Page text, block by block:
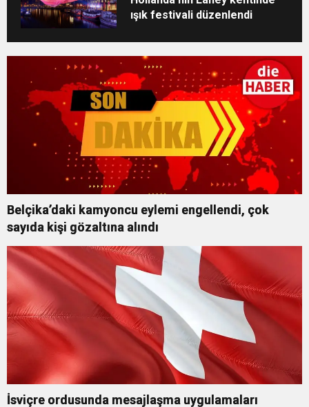
ışık festivali düzenlendi
Belçika’daki kamyoncu eylemi engellendi, çok
sayıda kişi gözaltına alındı
İsviçre ordusunda mesajlaşma uygulamaları